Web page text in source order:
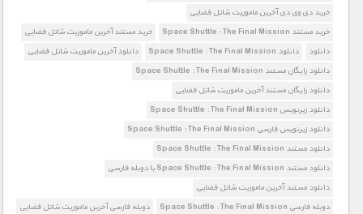
خرید دی وی دی آخرین ماموریت شاتل فضایی
خرید مستند Space Shuttle : The Final Mission
خرید مستند آخرین ماموریت شاتل فضایی
دانلود
دانلود Space Shuttle : The Final Mission
دانلود آخرین ماموریت شاتل فضایی
دانلود رایگان مستند Space Shuttle : The Final Mission
دانلود رایگان مستند آخرین ماموریت شاتل فضایی
دانلود زیرنویس Space Shuttle : The Final Mission
دانلود زیرنویس فارسی Space Shuttle : The Final Mission
دانلود مستند Space Shuttle : The Final Mission
دانلود مستند Space Shuttle : The Final Mission با دوبله فارسی
دانلود مستند آخرین ماموریت شاتل فضایی
دوبله فارسی Space Shuttle : The Final Mission
دوبله فارسی آخرین ماموریت شاتل فضایی